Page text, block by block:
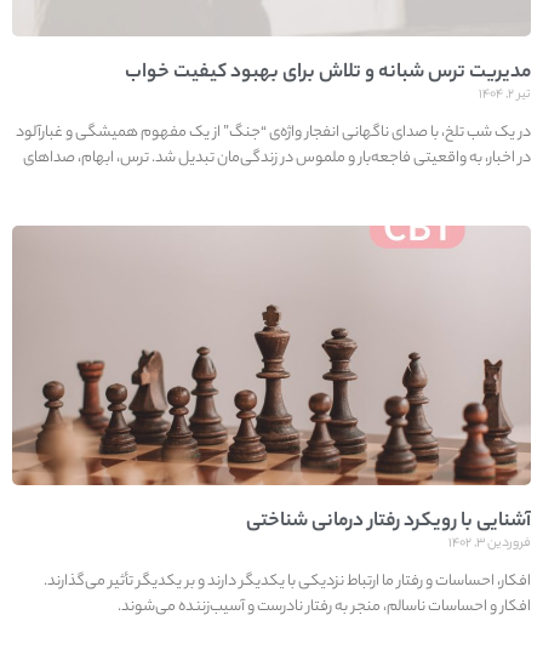
مدیریت ترس شبانه و تلاش برای بهبود کیفیت خواب
تیر ۲, ۱۴۰۴
در یک شب تلخ، با صدای ناگهانی انفجار واژه‌ی “جنگ” از یک مفهوم همیشگی و غبارآلود
در اخبار، به واقعیتی فاجعه‌بار و ملموس در زندگی‌مان تبدیل شد. ترس، ابهام، صداهای
آشنایی با رویکرد رفتار درمانی شناختی
فروردین ۳, ۱۴۰۲
افکار، احساسات و رفتار ما ارتباط نزدیکی با یکدیگر دارند و بر یکدیگر تأثیر می‌گذارند.
افکار و احساسات ناسالم، منجر به رفتار نادرست و آسیب‌زننده می‌شوند.